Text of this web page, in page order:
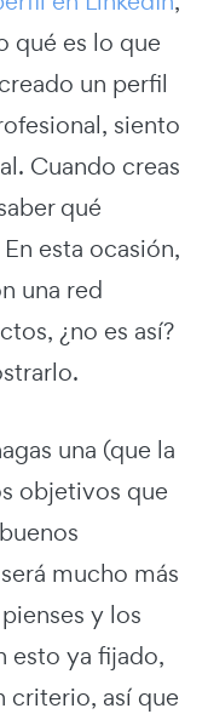
qué es lo que
un perfil
siento
Cuando creas
qué
esta ocasión,
una red
¿no es así?
una (que la
objetivos que
mucho más
y los
esto ya fijado,
criterio, así que